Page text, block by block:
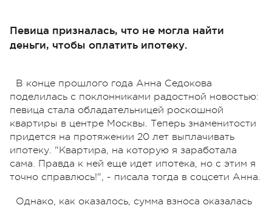
Певица призналась, что не могла найти
деньги, чтобы оплатить ипотеку.
В конце прошлого года Анна Седокова
поделилась с поклонниками радостной новостью:
певица стала обладательницей роскошной
квартиры в центре Москвы. Теперь знаменитости
придется на протяжении 20 лет выплачивать
ипотеку. "Квартира, на которую я заработала
сама. Правда к ней еще идет ипотека, но с этим я
точно справлюсь!", - писала тогда в соцсети Анна.
Однако, как оказалось, сумма взноса оказалась